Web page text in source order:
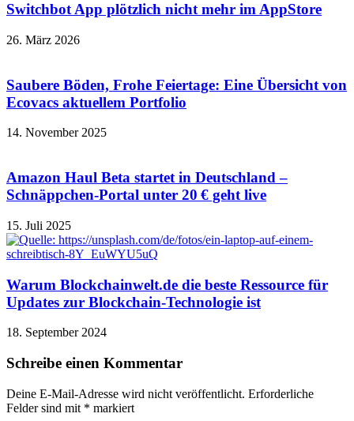
Switchbot App plötzlich nicht mehr im AppStore
26. März 2026
Saubere Böden, Frohe Feiertage: Eine Übersicht von
Ecovacs aktuellem Portfolio
14. November 2025
Amazon Haul Beta startet in Deutschland –
Schnäppchen-Portal unter 20 € geht live
15. Juli 2025
Warum Blockchainwelt.de die beste Ressource für
Updates zur Blockchain-Technologie ist
18. September 2024
Schreibe einen Kommentar
Deine E-Mail-Adresse wird nicht veröffentlicht. Erforderliche
Felder sind mit * markiert